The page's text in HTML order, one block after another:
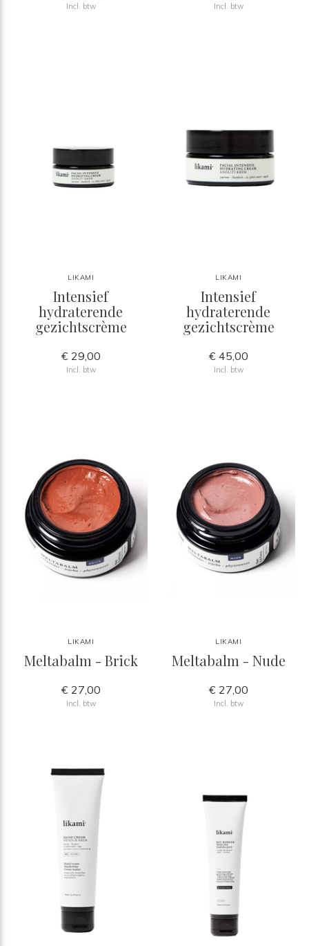
Incl. btw Incl. btw
LIKAMI
Intensief
hydraterende
gezichtscrème
€ 29,00
Incl. btw
LIKAMI
Intensief
hydraterende
gezichtscrème
€ 45,00
Incl. btw
LIKAMI
Meltabalm - Brick
€ 27,00
Incl. btw
LIKAMI
Meltabalm - Nude
€ 27,00
Incl. btw